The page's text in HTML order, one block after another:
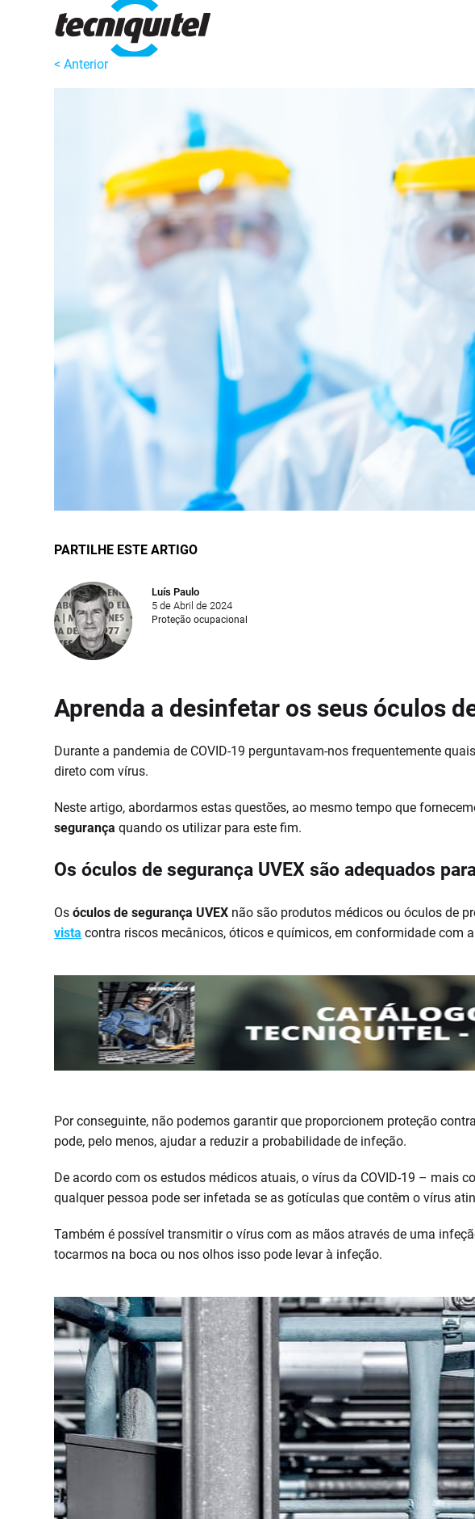
< Anterior
PARTILHE ESTE ARTIGO
Luís Paulo
5 de Abril de 2024
Proteção ocupacional
Aprenda a desinfetar os seus óculos
Durante a pandemia de COVID-19 perguntavam-nos frequentemente
direto com vírus.
Neste artigo, abordarmos estas questões, ao mesmo tempo que
segurança quando os utilizar para este fim.
Os óculos de segurança UVEX são adequados
Osóculos de segurança UVEX não são produtos médicos ou óculos de
vista contra riscos mecânicos, óticos e químicos, em conformidade com
Por conseguinte, não podemos garantir que proporcionem proteção
pode, pelo menos, ajudar a reduzir a probabilidade de infeção.
De acordo com os estudos médicos atuais, o vírus da COVID-19 –
qualquer pessoa pode ser infetada se as gotículas que contêm o vírus
Também é possível transmitir o vírus com as mãos através de uma
tocarmos na boca ou nos olhos isso pode levar à infeção.